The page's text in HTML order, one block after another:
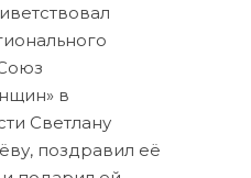
в
Светлану
поздравил её